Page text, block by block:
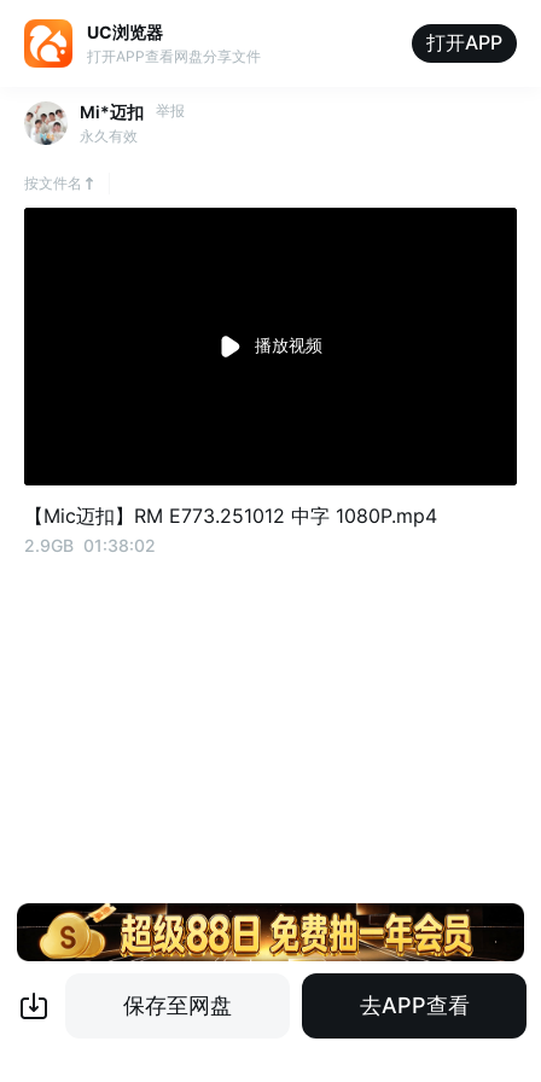
UC浏览器
打开APP查看网盘分享文件
打开APP
Mi*迈扣
举报
永久有效
按文件名
播放视频
【Mic迈扣】RM E773.251012 中字 1080P.mp4
2.9GB 01:38:02
保存至网盘 去APP查看